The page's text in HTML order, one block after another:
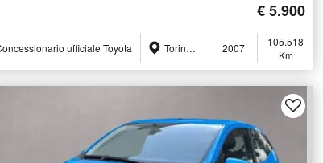
€ 5.900
ufficiale Toyota Torino (TO) 2007
105.518
Km